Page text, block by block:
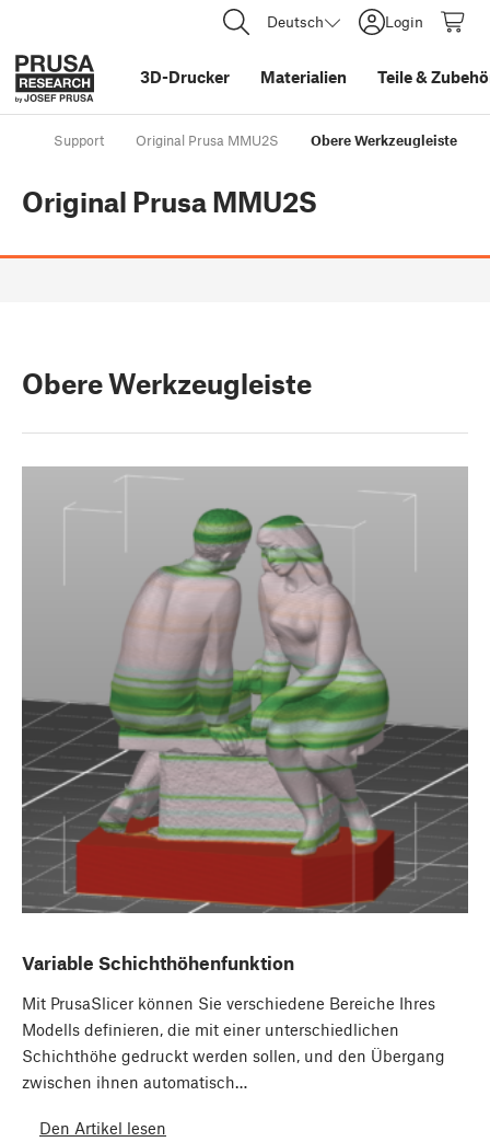
Deutsch Login
3D-Drucker Materialien Teile&
Support Original Prusa MMU2S Obere Werkzeugleiste
Original Prusa MMU2S
Obere Werkzeugleiste
Variable Schichthöhenfunktion
Mit PrusaSlicer können Sie verschiedene Bereiche Ihres
Modells definieren, die mit einer unterschiedlichen
Schichthöhe gedruckt werden sollen, und den Übergang
zwischen ihnen automatisch…
Den Artikel lesen